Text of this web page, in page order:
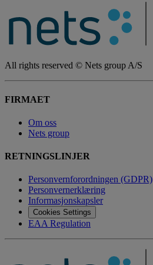
All rights reserved © Nets group A/S
FIRMAET
Om oss
Nets group
RETNINGSLINJER
Personvernforordningen (GDPR)
Personvernerklæring
Informasjonskapsler
Cookies Settings
EAA Regulation